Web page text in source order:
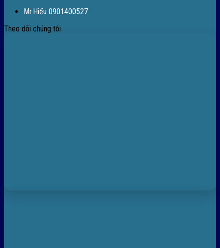
Mr.Hiếu 0901400527
Theo dõi chúng tôi